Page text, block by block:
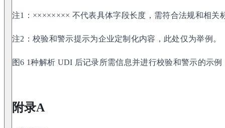
注1：×××××××× 不代表具体字段长度，需符合法规和相关
注2：校验和警示提示为企业定制化内容，此处仅为举例。
图6 1种解析 UDI 后记录所需信息并进行校验和警示的示例
附录A